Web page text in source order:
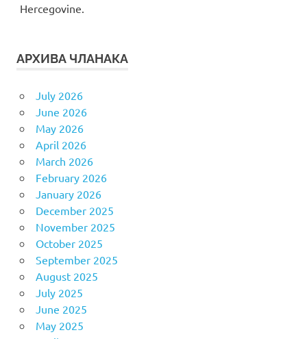
Hercegovine.
АРХИВА ЧЛАНАКА
July 2026
June 2026
May 2026
April 2026
March 2026
February 2026
January 2026
December 2025
November 2025
October 2025
September 2025
August 2025
July 2025
June 2025
May 2025